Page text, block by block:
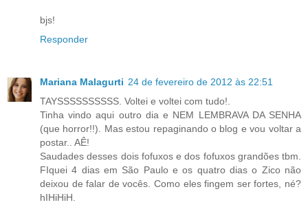
bjs!
Responder
Mariana Malagurti 24 de fevereiro de 2012 às 22:51
TAYSSSSSSSSSS. Voltei e voltei com tudo!.
Tinha vindo aqui outro dia e NEM LEMBRAVA DA SENHA
(que horror!!). Mas estou repaginando o blog e vou voltar a
postar.. AÊ!
Saudades desses dois fofuxos e dos fofuxos grandões tbm.
FIquei 4 dias em São Paulo e os quatro dias o Zico não
deixou de falar de vocês. Como eles fingem ser fortes, né?
hIHiHiH.